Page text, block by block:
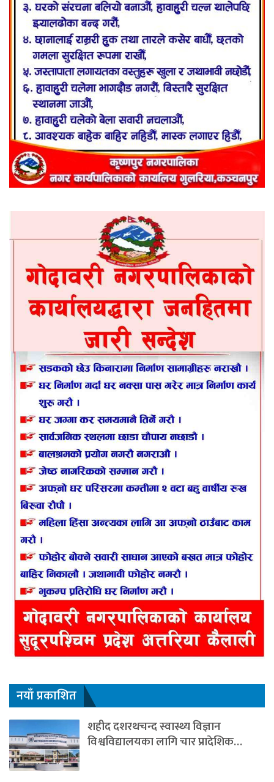
नयाँ प्रकाशित
शहीद दशरथचन्द स्वास्थ्य विज्ञान
विश्वविद्यालयका लागि चार प्रादेशिक…